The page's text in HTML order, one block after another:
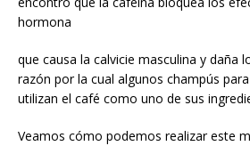
hormona
que causa la calvicie masculina y daña
razón por la cual algunos champús
utilizan el café como uno de sus
Veamos cómo podemos realizar este